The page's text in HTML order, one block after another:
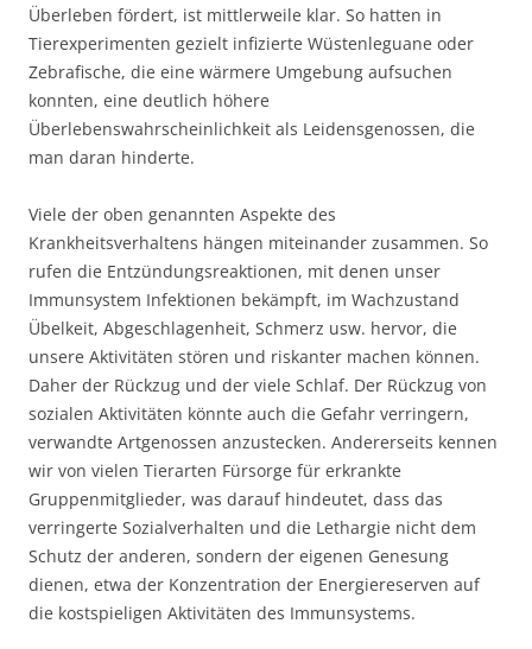
Überleben fördert, ist mittlerweile klar. So hatten in
Tierexperimenten gezielt infizierte Wüstenleguane oder
Zebrafische, die eine wärmere Umgebung aufsuchen
konnten, eine deutlich höhere
Überlebenswahrscheinlichkeit als Leidensgenossen, die
man daran hinderte.
Viele der oben genannten Aspekte des
Krankheitsverhaltens hängen miteinander zusammen. So
rufen die Entzündungsreaktionen, mit denen unser
Immunsystem Infektionen bekämpft, im Wachzustand
Übelkeit, Abgeschlagenheit, Schmerz usw. hervor, die
unsere Aktivitäten stören und riskanter machen können.
Daher der Rückzug und der viele Schlaf. Der Rückzug von
sozialen Aktivitäten könnte auch die Gefahr verringern,
verwandte Artgenossen anzustecken. Andererseits kennen
wir von vielen Tierarten Fürsorge für erkrankte
Gruppenmitglieder, was darauf hindeutet, dass das
verringerte Sozialverhalten und die Lethargie nicht dem
Schutz der anderen, sondern der eigenen Genesung
dienen, etwa der Konzentration der Energiereserven auf
die kostspieligen Aktivitäten des Immunsystems.